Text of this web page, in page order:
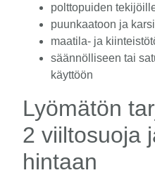
polttopuiden
puunkaatoon ja
maatila- ja
säännölliseen tai
käyttöön
Lyömätön
2 viiltosuoja
hintaan